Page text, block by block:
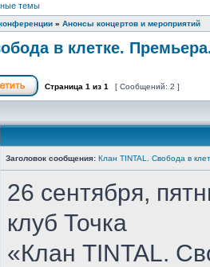
темы
» Анонсы концертов и мероприятий
в клетке.
Страница 1 из 1 [ Сообщений: 2 ]
Заголовок сообщения: Клан TINTAL. Свобода в
26 сентября,
клуб Точка
«Клан TINTAL.